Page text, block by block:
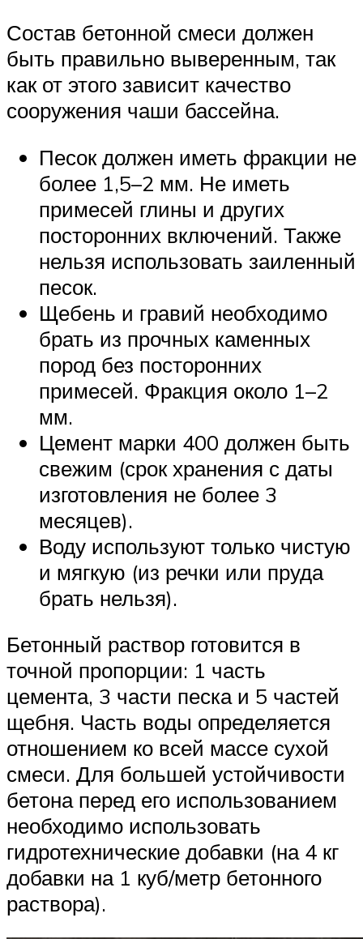
Состав бетонной смеси должен
быть правильно выверенным, так
как от этого зависит качество
сооружения чаши бассейна.
Песок должен иметь фракции не
более 1,5–2 мм. Не иметь
примесей глины и других
посторонних включений. Также
нельзя использовать заиленный
песок.
Щебень и гравий необходимо
брать из прочных каменных
пород без посторонних
примесей. Фракция около 1–2
мм.
Цемент марки 400 должен быть
свежим (срок хранения с даты
изготовления не более 3
месяцев).
Воду используют только чистую
и мягкую (из речки или пруда
брать нельзя).
Бетонный раствор готовится в
точной пропорции: 1 часть
цемента, 3 части песка и 5 частей
щебня. Часть воды определяется
отношением ко всей массе сухой
смеси. Для большей устойчивости
бетона перед его использованием
необходимо использовать
гидротехнические добавки (на 4 кг
добавки на 1 куб/метр бетонного
раствора).